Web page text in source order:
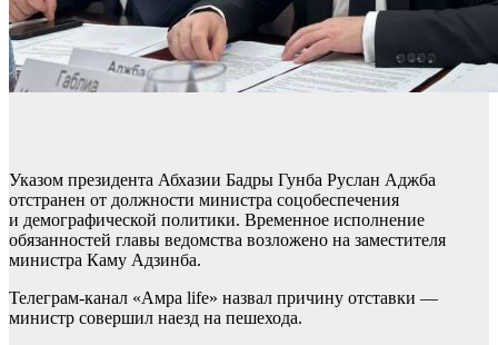
Указом президента Абхазии Бадры Гунба Руслан Аджба
отстранен от должности министра соцобеспечения
и демографической политики. Временное исполнение
обязанностей главы ведомства возложено на заместителя
министра Каму Адзинба.
Телеграм-канал «Амра life» назвал причину отставки —
министр совершил наезд на пешехода.